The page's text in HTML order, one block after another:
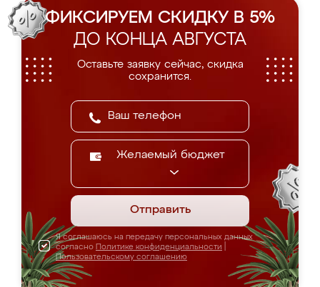
ФИКСИРУЕМ СКИДКУ В 5%
ДО КОНЦА АВГУСТА
Оставьте заявку сейчас, скидка
сохранится.
Желаемый бюджет
Отправить
Я соглашаюсь на передачу персональных данных
согласно Политике конфиденциальности
Пользовательскому соглашению